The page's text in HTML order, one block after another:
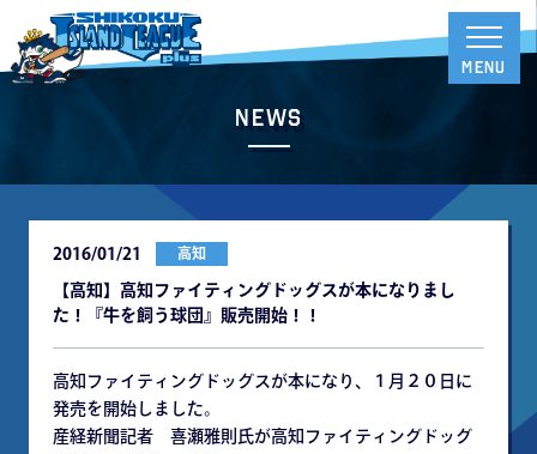
News
2016/01/21 高知
【高知】高知ファイティングドッグスが本になりまし
た！『牛を飼う球団』販売開始！！
高知ファイティングドッグスが本になり、１月２０日に
発売を開始しました。
産経新聞記者 喜瀬雅則氏が高知ファイティングドッグ